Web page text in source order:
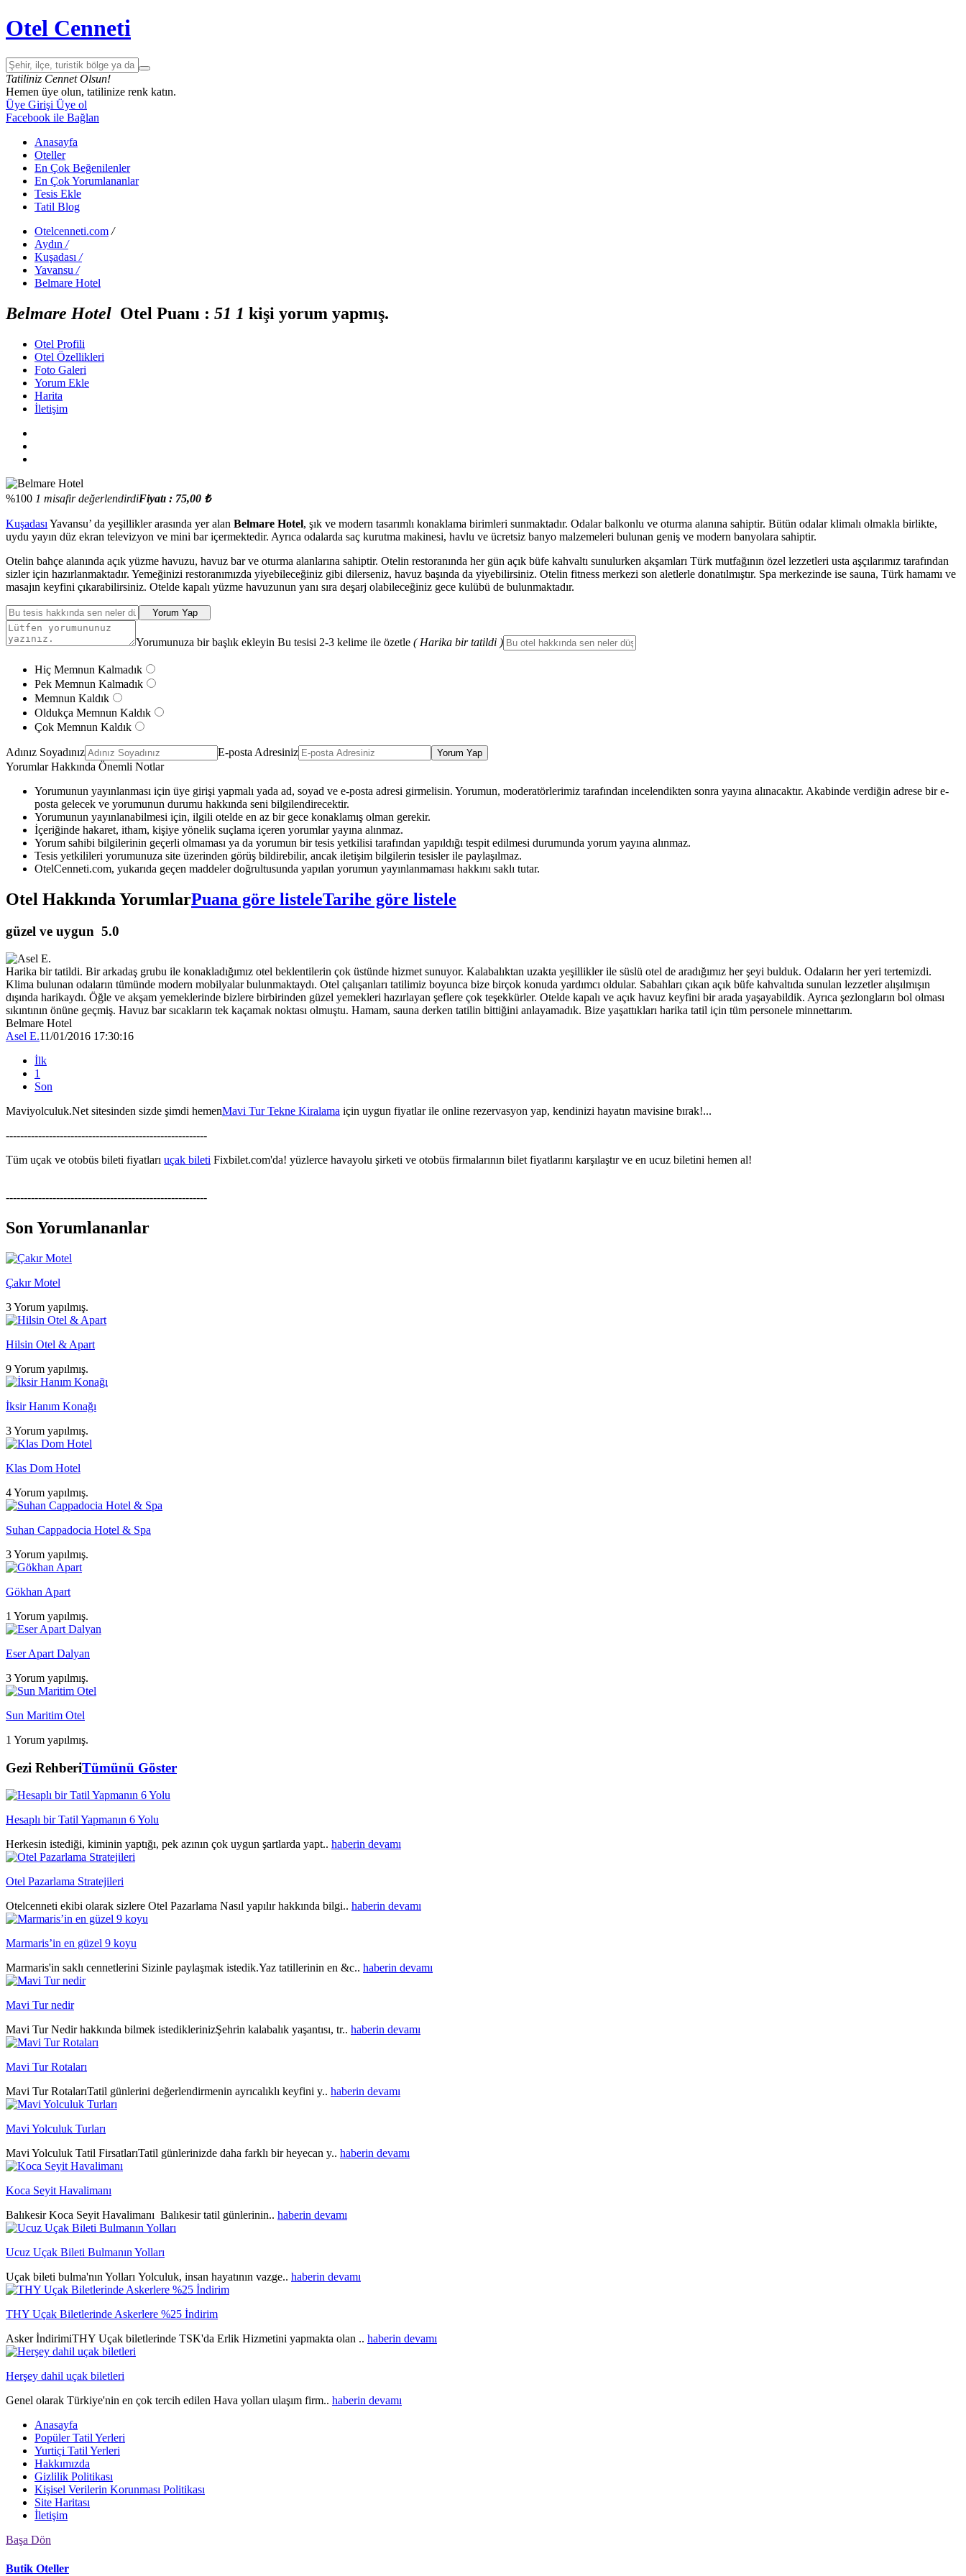
Otel Cenneti
Tatiliniz Cennet Olsun!
Hemen üye olun, tatilinize renk katın.
Üye Girişi Üye ol
Facebook ile Bağlan
Anasayfa
Oteller
En Çok Beğenilenler
En Çok Yorumlananlar
Tesis Ekle
Tatil Blog
Otelcenneti.com /
Aydın /
Kuşadası /
Yavansu /
Belmare Hotel
Belmare Hotel Otel Puanı : 51 1 kişi yorum yapmış.
Otel Profili
Otel Özellikleri
Foto Galeri
Yorum Ekle
Harita
İletişim
%100 1 misafir değerlendirdiFiyatı : 75,00 ₺
Kuşadası Yavansu’ da yeşillikler arasında yer alan Belmare Hotel, şık ve modern tasarımlı konaklama birimleri sunmaktadır. Odalar balkonlu ve oturma alanına sahiptir. Bütün odalar klimalı olmakla birlikte,
uydu yayın düz ekran televizyon ve mini bar içermektedir. Ayrıca odalarda saç kurutma makinesi, havlu ve ücretsiz banyo malzemeleri bulunan geniş ve modern banyolara sahiptir.
Otelin bahçe alanında açık yüzme havuzu, havuz bar ve oturma alanlarına sahiptir. Otelin restoranında her gün açık büfe kahvaltı sunulurken akşamları Türk mutfağının özel lezzetleri usta aşçılarımız tarafından
sizler için hazırlanmaktadır. Yemeğinizi restoranımızda yiyebileceğiniz gibi dilerseniz, havuz başında da yiyebilirsiniz. Otelin fitness merkezi son aletlerle donatılmıştır. Spa merkezinde ise sauna, Türk hamamı ve
masajın keyfini çıkarabilirsiniz. Otelde kapalı yüzme havuzunun yanı sıra deşarj olabileceğiniz gece kulübü de bulunmaktadır.
Yorum Yap
Yorumunuza bir başlık ekleyin Bu tesisi 2-3 kelime ile özetle ( Harika bir tatildi )
Hiç Memnun Kalmadık
Pek Memnun Kalmadık
Memnun Kaldık
Oldukça Memnun Kaldık
Çok Memnun Kaldık
Adınız Soyadınız E-posta Adresiniz Yorum Yap
Yorumlar Hakkında Önemli Notlar
Yorumunun yayınlanması için üye girişi yapmalı yada ad, soyad ve e-posta adresi girmelisin. Yorumun, moderatörlerimiz tarafından incelendikten sonra yayına alınacaktır. Akabinde verdiğin adrese bir e-
posta gelecek ve yorumunun durumu hakkında seni bilgilendirecektir.
Yorumunun yayınlanabilmesi için, ilgili otelde en az bir gece konaklamış olman gerekir.
İçeriğinde hakaret, itham, kişiye yönelik suçlama içeren yorumlar yayına alınmaz.
Yorum sahibi bilgilerinin geçerli olmaması ya da yorumun bir tesis yetkilisi tarafından yapıldığı tespit edilmesi durumunda yorum yayına alınmaz.
Tesis yetkilileri yorumunuza site üzerinden görüş bildirebilir, ancak iletişim bilgilerin tesisler ile paylaşılmaz.
OtelCenneti.com, yukarıda geçen maddeler doğrultusunda yapılan yorumun yayınlanmaması hakkını saklı tutar.
Otel Hakkında YorumlarPuana göre listeleTarihe göre listele
güzel ve uygun 5.0
Harika bir tatildi. Bir arkadaş grubu ile konakladığımız otel beklentilerin çok üstünde hizmet sunuyor. Kalabalıktan uzakta yeşillikler ile süslü otel de aradığımız her şeyi bulduk. Odaların her yeri tertemizdi.
Klima bulunan odaların tümünde modern mobilyalar bulunmaktaydı. Otel çalışanları tatilimiz boyunca bize birçok konuda yardımcı oldular. Sabahları çıkan açık büfe kahvaltıda sunulan lezzetler alışılmışın
dışında harikaydı. Öğle ve akşam yemeklerinde bizlere birbirinden güzel yemekleri hazırlayan şeflere çok teşekkürler. Otelde kapalı ve açık havuz keyfini bir arada yaşayabildik. Ayrıca şezlongların bol olması
sıkıntının önüne geçmiş. Havuz bar sıcakların tek kaçamak noktası olmuştu. Hamam, sauna derken tatilin bittiğini anlayamadık. Bize yaşattıkları harika tatil için tüm personele minnettarım.
Belmare Hotel
Asel E.11/01/2016 17:30:16
İlk
1
Son
Maviyolculuk.Net sitesinden sizde şimdi hemenMavi Tur Tekne Kiralama için uygun fiyatlar ile online rezervasyon yap, kendinizi hayatın mavisine bırak!...
--------------------------------------------------------
Tüm uçak ve otobüs bileti fiyatları uçak bileti Fixbilet.com'da! yüzlerce havayolu şirketi ve otobüs firmalarının bilet fiyatlarını karşılaştır ve en ucuz biletini hemen al!
--------------------------------------------------------
Son Yorumlananlar
Çakır Motel
3 Yorum yapılmış.
Hilsin Otel & Apart
9 Yorum yapılmış.
İksir Hanım Konağı
3 Yorum yapılmış.
Klas Dom Hotel
4 Yorum yapılmış.
Suhan Cappadocia Hotel & Spa
3 Yorum yapılmış.
Gökhan Apart
1 Yorum yapılmış.
Eser Apart Dalyan
3 Yorum yapılmış.
Sun Maritim Otel
1 Yorum yapılmış.
Gezi RehberiTümünü Göster
Hesaplı bir Tatil Yapmanın 6 Yolu
Herkesin istediği, kiminin yaptığı, pek azının çok uygun şartlarda yapt.. haberin devamı
Otel Pazarlama Stratejileri
Otelcenneti ekibi olarak sizlere Otel Pazarlama Nasıl yapılır hakkında bilgi.. haberin devamı
Marmaris’in en güzel 9 koyu
Marmaris'in saklı cennetlerini Sizinle paylaşmak istedik.Yaz tatillerinin en &c.. haberin devamı
Mavi Tur nedir
Mavi Tur Nedir hakkında bilmek istediklerinizŞehrin kalabalık yaşantısı, tr.. haberin devamı
Mavi Tur Rotaları
Mavi Tur RotalarıTatil günlerini değerlendirmenin ayrıcalıklı keyfini y.. haberin devamı
Mavi Yolculuk Turları
Mavi Yolculuk Tatil FirsatlarıTatil günlerinizde daha farklı bir heyecan y.. haberin devamı
Koca Seyit Havalimanı
Balıkesir Koca Seyit Havalimanı Balıkesir tatil günlerinin.. haberin devamı
Ucuz Uçak Bileti Bulmanın Yolları
Uçak bileti bulma'nın Yolları Yolculuk, insan hayatının vazge.. haberin devamı
THY Uçak Biletlerinde Askerlere %25 İndirim
Asker İndirimiTHY Uçak biletlerinde TSK'da Erlik Hizmetini yapmakta olan .. haberin devamı
Herşey dahil uçak biletleri
Genel olarak Türkiye'nin en çok tercih edilen Hava yolları ulaşım firm.. haberin devamı
Anasayfa
Popüler Tatil Yerleri
Yurtiçi Tatil Yerleri
Hakkımızda
Gizlilik Politikası
Kişisel Verilerin Korunması Politikası
Site Haritası
İletişim
Başa Dön
Butik Oteller